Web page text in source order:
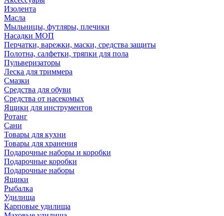
Изолента
Масла
Мыльницы, футляры, плечики
Насадки МОП
Перчатки, варежки, маски, средства защиты
Полотна, салфетки, тряпки для пола
Пульверизаторы
Леска для триммера
Смазки
Средства для обуви
Средства от насекомых
Ящики для инструментов
Ротанг
Сани
Товары для кухни
Товары для хранения
Подарочные наборы и коробки
Подарочные коробки
Подарочные наборы
Ящики
Рыбалка
Удилища
Карповые удилища